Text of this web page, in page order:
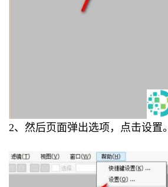
2、然后页面弹出选项，点击设置。